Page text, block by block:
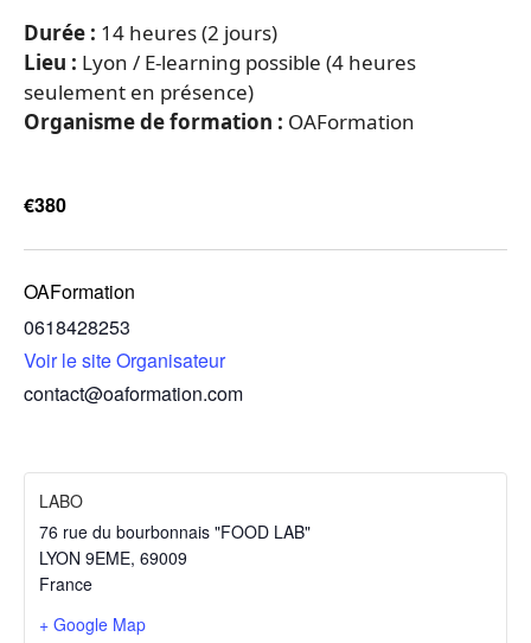
Durée : 14 heures (2 jours)
Lieu : Lyon / E-learning possible (4 heures
seulement en présence)
Organisme de formation : OAFormation
€380
OAFormation
0618428253
Voir le site Organisateur
contact@oaformation.com
LABO
76 rue du bourbonnais "FOOD LAB"
LYON 9EME, 69009
France
+ Google Map